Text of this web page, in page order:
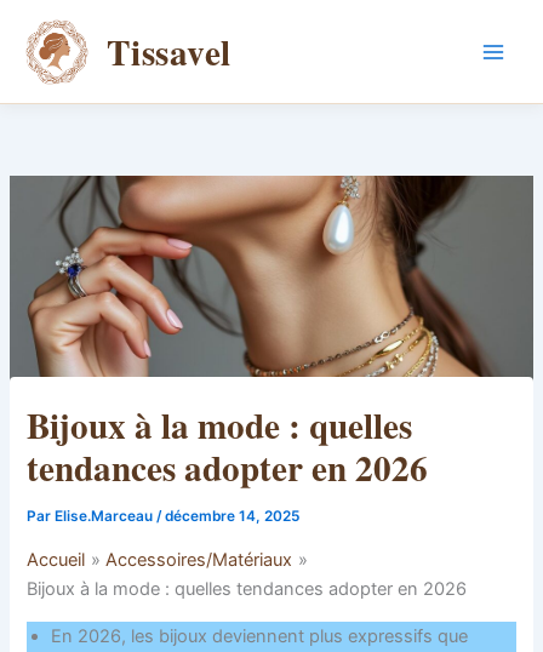
contenu
Tissavel
Bijoux à la mode : quelles
tendances adopter en 2026
Par Elise.Marceau/décembre 14, 2025
Accueil
Accessoires/Matériaux
Bijoux à la mode : quelles tendances adopter en 2026
En 2026, les bijoux deviennent plus expressifs que